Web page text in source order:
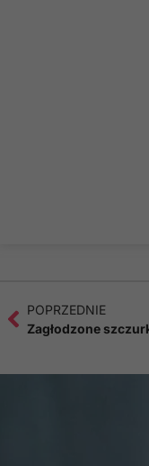
POPRZEDNIE
Zagłodzone